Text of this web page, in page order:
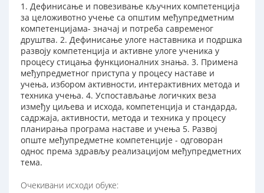
1. Дефинисање и повезивање кључних компетенција
за целоживотно учење са општим међупредметним
компетенцијама- значај и потреба савременог
друштва. 2. Дефинисање улоге наставника и подршка
развоју компетенција и активне улоге ученика у
процесу стицања функционалних знања. 3. Примена
међупредметног приступа у процесу наставе и
учења, избором активности, интерактивних метода и
техника учења. 4. Успостављање логичких веза
између циљева и исхода, компетенција и стандарда,
садржаја, активности, метода и техника у процесу
планирања програма наставе и учења 5. Развој
опште међупредметне компетенције - одговоран
однос према здрављу реализацијом међупредметних
тема.
Очекивани исходи обуке: